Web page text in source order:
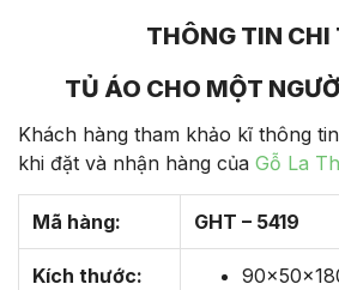
THÔNG TIN CHI
TỦ ÁO CHO MỘT
Khách hàng tham khảo kĩ thông
khi đặt và nhận hàng của Gỗ La
Mã hàng: GHT – 5419
Kích thước: